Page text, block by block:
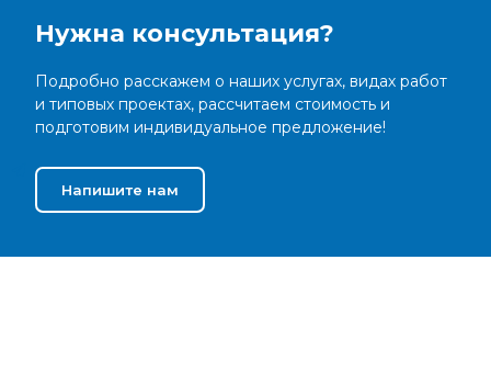
Нужна консультация?
Подробно расскажем о наших услугах, видах работ
и типовых проектах, рассчитаем стоимость и
подготовим индивидуальное предложение!
Напишите нам